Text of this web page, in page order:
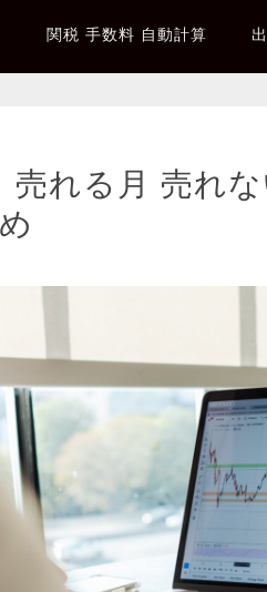
関税 手数料 自動計算
売れる月 売れ